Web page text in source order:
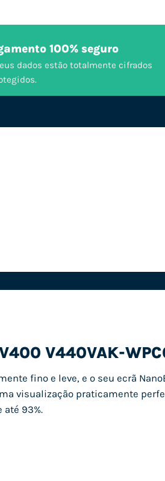
100% seguro
dados estão totalmente cifrados
V440VAK-
fino e leve, e o seu ecrã
visualização praticamente
93%.